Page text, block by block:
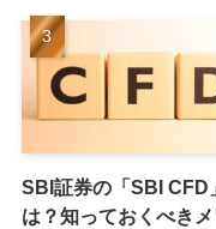
SBI証券の「SBI CFD
は？知っておくべきメ